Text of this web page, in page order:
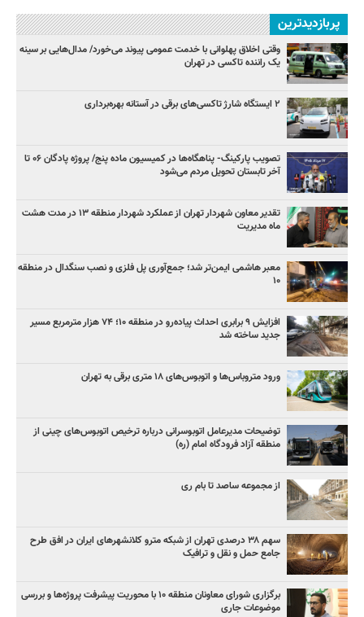
پربازدیدترین
وقتی اخلاق پهلوانی با خدمت عمومی پیوند می‌خورد/ مدال‌هایی بر سینه
یک راننده تاکسی در تهران
۲ ایستگاه شارژ تاکسی‌های برقی در آستانه بهره‌برداری
تصویب پارکینگ- پناهگاه‌ها در کمیسیون ماده پنج/ پروژه پادگان ۰۶ تا
آخر تابستان تحویل مردم می‌شود
تقدیر معاون شهردار تهران از عملکرد شهردار منطقه ۱۳ در مدت هشت
ماه مدیریت
معبر هاشمی ایمن‌تر شد؛ جمع‌آوری پل فلزی و نصب سنگدال در منطقه
۱۰
افزایش ۹ برابری احداث پیاده‌رو در منطقه ۱۰؛ ۷۴ هزار مترمربع مسیر
جدید ساخته شد
ورود متروباس‌ها و اتوبوس‌های ۱۸ متری برقی به تهران
توضیحات مدیرعامل اتوبوسرانی درباره ترخیص اتوبوس‌های چینی از
منطقه آزاد فرودگاه امام (ره)
از مجموعه ساصد تا بام ری
سهم ۳۸ درصدی تهران از شبکه مترو کلانشهرهای ایران در افق طرح
جامع حمل و نقل و ترافیک
برگزاری شورای معاونان منطقه ۱۰ با محوریت پیشرفت پروژه‌ها و بررسی
موضوعات جاری